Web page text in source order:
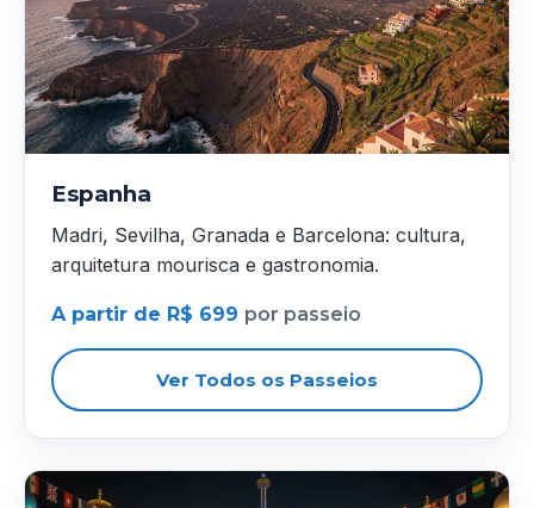
Espanha
Madri, Sevilha, Granada e Barcelona: cultura,
arquitetura mourisca e gastronomia.
A partir de R$ 699 por passeio
Ver Todos os Passeios